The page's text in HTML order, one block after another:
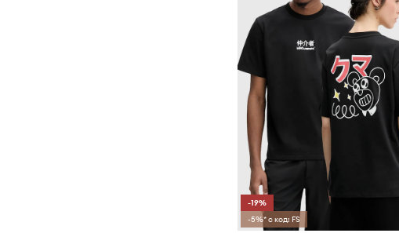
-19%
-5%* с код: FS